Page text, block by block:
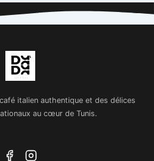
italien authentique et des délices
au cœur de Tunis.